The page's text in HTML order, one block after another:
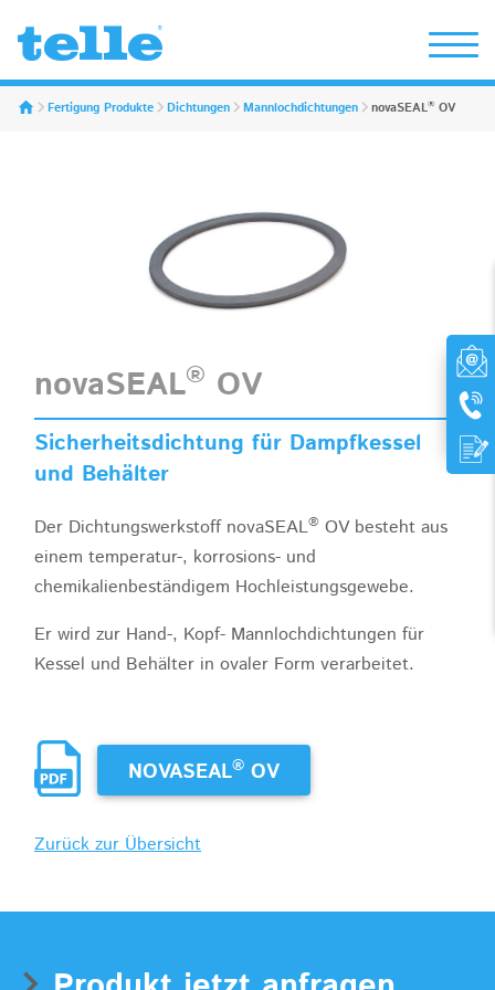
Erwin Telle GmbH
Fertigung Produkte Dichtungen Mannlochdichtungen novaSEAL® OV
novaSEAL® OV
Sicherheitsdichtung für Dampfkessel
und Behälter
Der Dichtungswerkstoff novaSEAL® OV besteht aus
einem temperatur-, korrosions- und
chemikalienbeständigem Hochleistungsgewebe.
Er wird zur Hand-, Kopf- Mannlochdichtungen für
Kessel und Behälter in ovaler Form verarbeitet.
NOVASEAL® OV
Zurück zur Übersicht